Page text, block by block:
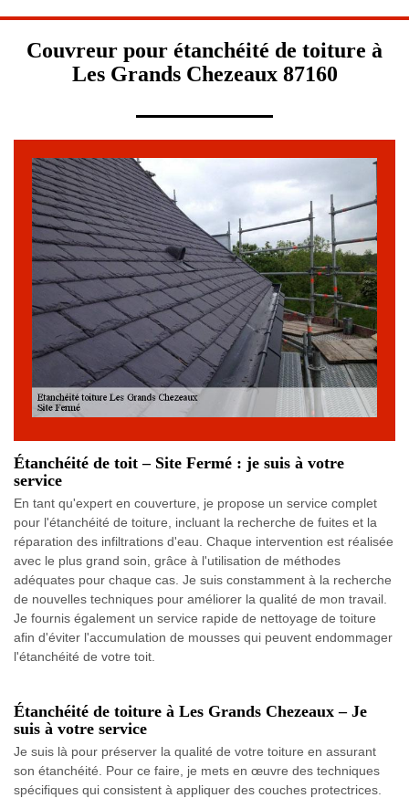
Couvreur pour étanchéité de toiture à
Les Grands Chezeaux 87160
Étanchéité de toit – Site Fermé : je suis à votre
service
En tant qu'expert en couverture, je propose un service complet
pour l'étanchéité de toiture, incluant la recherche de fuites et la
réparation des infiltrations d'eau. Chaque intervention est réalisée
avec le plus grand soin, grâce à l'utilisation de méthodes
adéquates pour chaque cas. Je suis constamment à la recherche
de nouvelles techniques pour améliorer la qualité de mon travail.
Je fournis également un service rapide de nettoyage de toiture
afin d'éviter l'accumulation de mousses qui peuvent endommager
l'étanchéité de votre toit.
Étanchéité de toiture à Les Grands Chezeaux – Je
suis à votre service
Je suis là pour préserver la qualité de votre toiture en assurant
son étanchéité. Pour ce faire, je mets en œuvre des techniques
spécifiques qui consistent à appliquer des couches protectrices.